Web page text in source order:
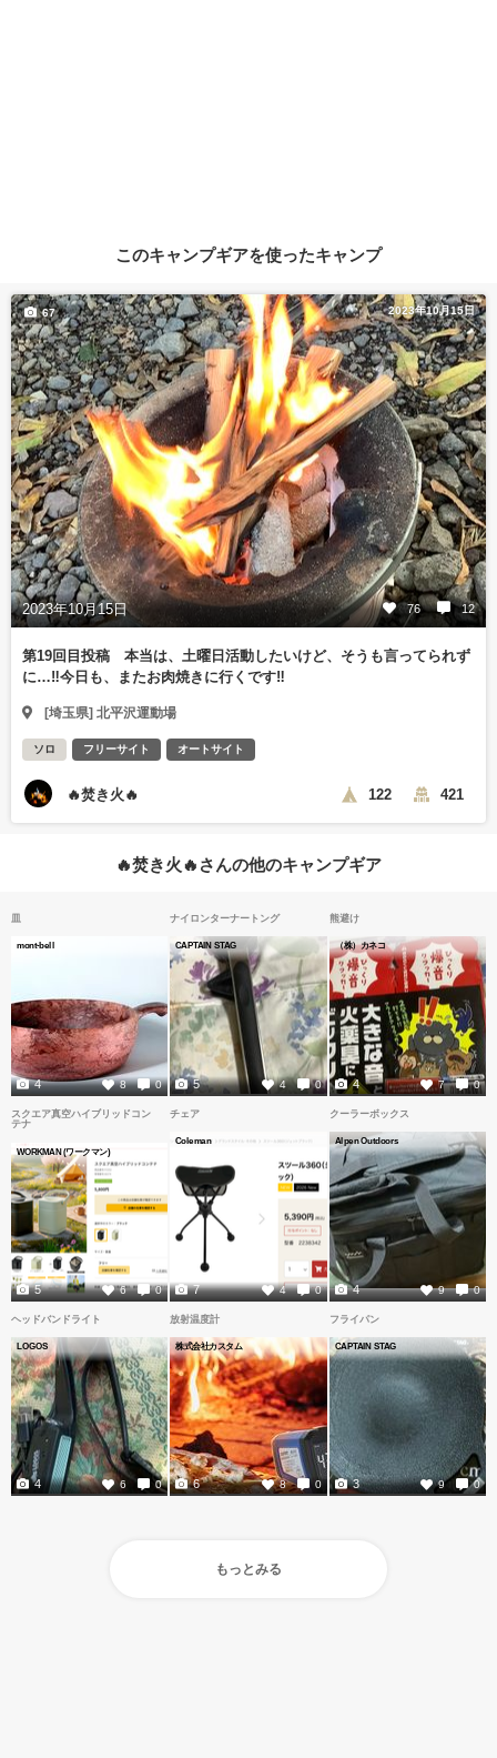
このキャンプギアを使ったキャンプ
2023年10月15日
2023年10月15日 76 12
67
第19回目投稿 本当は、土曜日活動したいけど、そうも言ってられず
に…‼️今日も、またお肉焼きに行くです‼️
[埼玉県] 北平沢運動場
ソロ フリーサイト オートサイト
🔥焚き火🔥 122 421
🔥焚き火🔥さんの他のキャンプギア
皿
mont-bell
8 0
4
ナイロンターナートング
CAPTAIN STAG
4 0
5
熊避け
（株）カネコ
7 0
4
スクエア真空ハイブリッドコン
テナ
WORKMAN (ワークマン)
6 0
5
チェア
Coleman
4 0
7
クーラーボックス
Alpen Outdoors
9 0
4
ヘッドバンドライト
LOGOS
6 0
4
放射温度計
株式会社カスタム
8 0
6
フライパン
CAPTAIN STAG
9 0
3
もっとみる